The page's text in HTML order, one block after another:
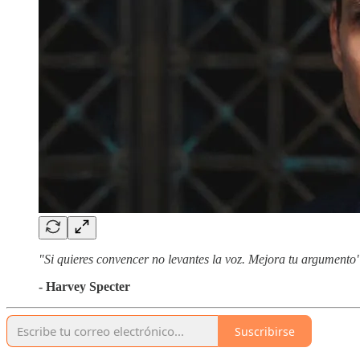
"Si quieres convencer no levantes la voz. Mejora tu
- Harvey Specter
Suscribirse